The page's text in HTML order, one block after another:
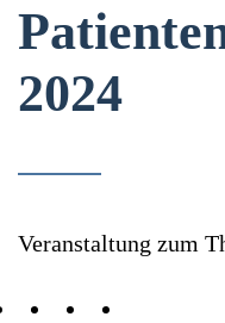
2024
Veranstaltung zum